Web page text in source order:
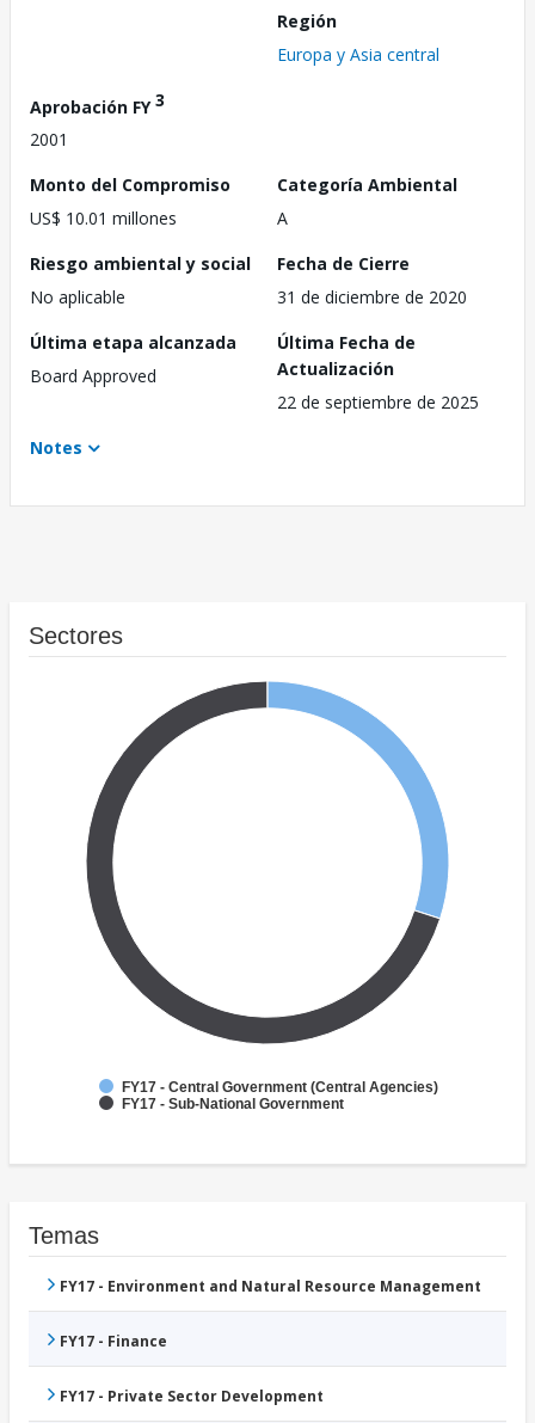
Región
Europa y Asia central
Aprobación FY3
2001
Monto del Compromiso
US$ 10.01 millones
Categoría Ambiental
A
Riesgo ambiental y social
No aplicable
Fecha de Cierre
31 de diciembre de 2020
Última etapa alcanzada
Board Approved
Última Fecha de
Actualización
22 de septiembre de 2025
Notes
Sectores
FY17 - Central Government (Central Agencies)
FY17 - Sub-National Government
Temas
FY17 - Environment and Natural Resource Management
FY17 - Finance
FY17 - Private Sector Development